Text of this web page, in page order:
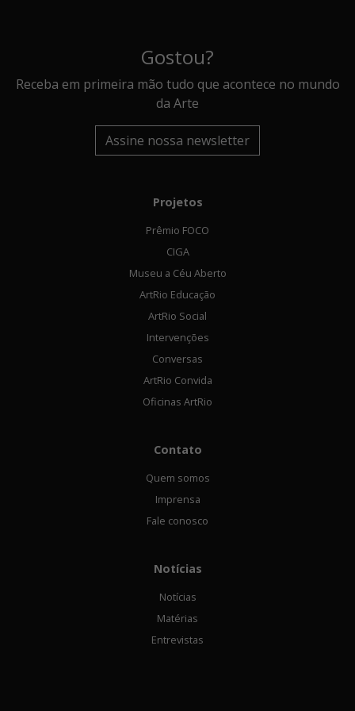
Gostou?
Receba em primeira mão tudo que acontece no mundo
da Arte
Assine nossa newsletter
Projetos
Prêmio FOCO
CIGA
Museu a Céu Aberto
ArtRio Educação
ArtRio Social
Intervenções
Conversas
ArtRio Convida
Oficinas ArtRio
Contato
Quem somos
Imprensa
Fale conosco
Notícias
Notícias
Matérias
Entrevistas